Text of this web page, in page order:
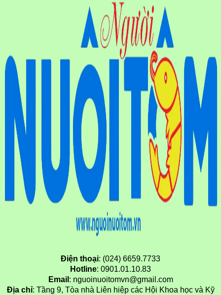
Điện thoại: (024) 6659.7733
Hotline: 0901.01.10.83
Email : nguoinuoitomvn@gmail.com
Địa chỉ: Tầng 9, Tòa nhà Liên hiệp các Hội Khoa học và Kỹ